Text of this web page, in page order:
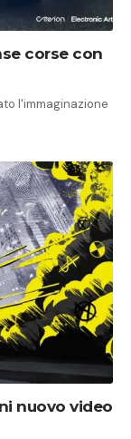
corse con
l'immaginazione
nuovo video